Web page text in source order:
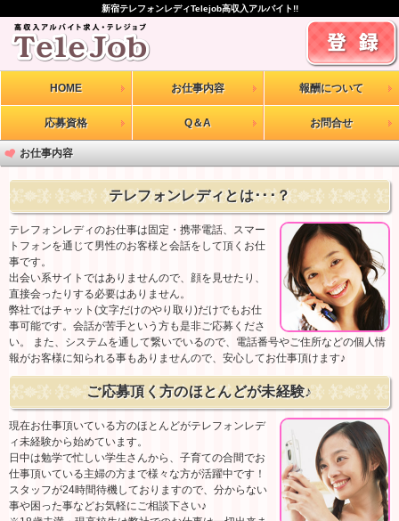
新宿テレフォンレディTelejob高収入アルバイト!!
HOME お仕事内容 報酬について
応募資格 Q＆A お問合せ
お仕事内容
テレフォンレディとは･･･？
テレフォンレディのお仕事は固定・携帯電話、スマー
トフォンを通じて男性のお客様と会話をして頂くお仕
事です。
出会い系サイトではありませんので、顔を見せたり、
直接会ったりする必要はありません。
弊社ではチャット(文字だけのやり取り)だけでもお仕
事可能です。会話が苦手という方も是非ご応募くださ
い。 また、システムを通して繋いでいるので、電話番号やご住所などの個人情
報がお客様に知られる事もありませんので、安心してお仕事頂けます♪
ご応募頂く方のほとんどが未経験♪
現在お仕事頂いている方のほとんどがテレフォンレデ
ィ未経験から始めています。
日中は勉学で忙しい学生さんから、子育ての合間でお
仕事頂いている主婦の方まで様々な方が活躍中です！
スタッフが24時間待機しておりますので、分からない
事や困った事などお気軽にご相談下さい♪